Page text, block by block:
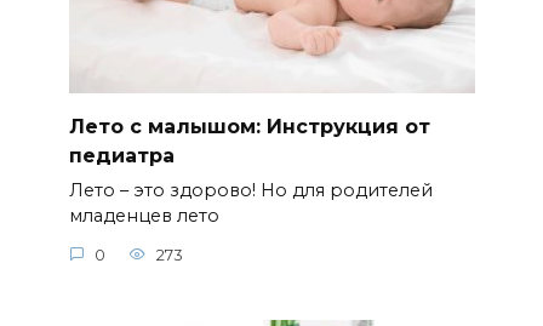
Лето с малышом: Инструкция от
педиатра
Лето – это здорово! Но для родителей
младенцев лето
0 273